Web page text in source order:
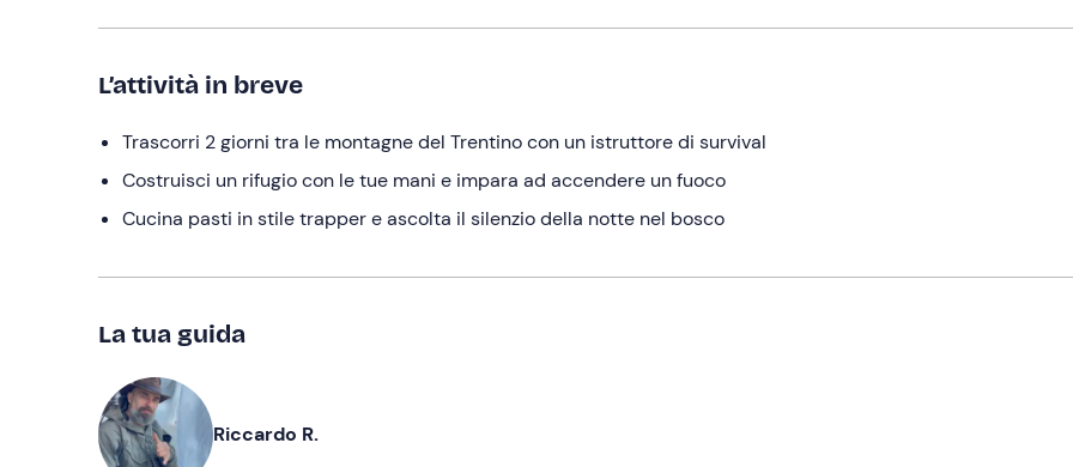
L’attività in breve
Trascorri 2 giorni tra le montagne del Trentino con un istruttore di survival
Costruisci un rifugio con le tue mani e impara ad accendere un fuoco
Cucina pasti in stile trapper e ascolta il silenzio della notte nel bosco
La tua guida
Riccardo R.